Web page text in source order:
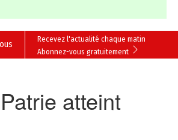
Recevez l'actualité chaque matin
Abonnez-vous gratuitement
atteint